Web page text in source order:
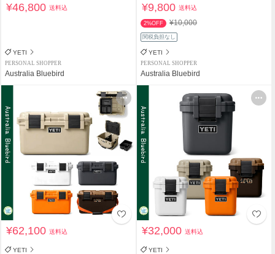
¥46,800送料込
YETI
PERSONAL SHOPPER
Australia Bluebird
¥9,800送料込
2%OFF ¥10,000
関税負担なし
YETI
PERSONAL SHOPPER
Australia Bluebird
¥62,100送料込
YETI
¥32,000送料込
YETI